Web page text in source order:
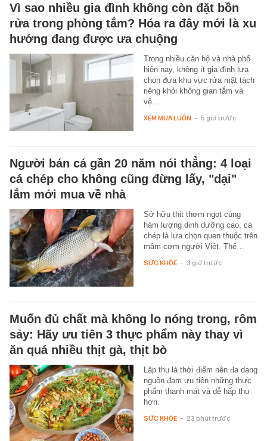
Vì sao nhiều gia đình không còn đặt bồn
rửa trong phòng tắm? Hóa ra đây mới là xu
hướng đang được ưa chuộng
Trong nhiều căn hộ và nhà phố
hiện nay, không ít gia đình lựa
chọn đưa khu vực rửa mặt tách
riêng khỏi không gian tắm và
vệ…
XEM MUA LUÔN - 5 giờ trước
Người bán cá gần 20 năm nói thẳng: 4 loại
cá chép cho không cũng đừng lấy, "dại"
lắm mới mua về nhà
Sở hữu thịt thơm ngọt cùng
hàm lượng dinh dưỡng cao, cá
chép là lựa chọn quen thuộc trên
mâm cơm người Việt. Thế…
SỨC KHỎE - 3 giờ trước
Muốn đủ chất mà không lo nóng trong, rôm
sảy: Hãy ưu tiên 3 thực phẩm này thay vì
ăn quá nhiều thịt gà, thịt bò
Lập thu là thời điểm nên đa dạng
nguồn đạm ưu tiên những thực
phẩm thanh mát và dễ hấp thu
hơn.
SỨC KHỎE - 23 phút trước